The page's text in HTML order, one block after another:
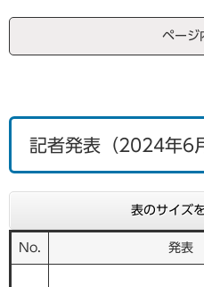
ページ
記者発表（2024年6
表のサイズ
No. 発表